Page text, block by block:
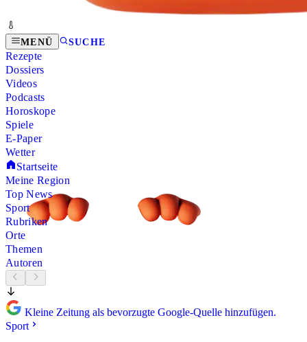
MENÜ SUCHE
Rezepte
Dossiers
Videos
Podcasts
Horoskope
Spiele
E-Paper
Wetter
Startseite
Meine Region
Top News
Sport
Rubriken
Orte
Themen
Autoren
Kleine Zeitung als bevorzugte Google-Quelle hinzufügen.
Sport